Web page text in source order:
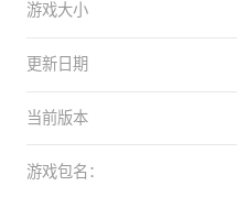
游戏大小
更新日期
当前版本
游戏包名：